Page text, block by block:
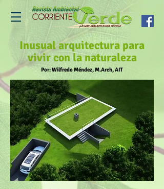
Inusual arquitectura para
vivir con la naturaleza
Por: Wilfredo Méndez, M.Arch, AIT